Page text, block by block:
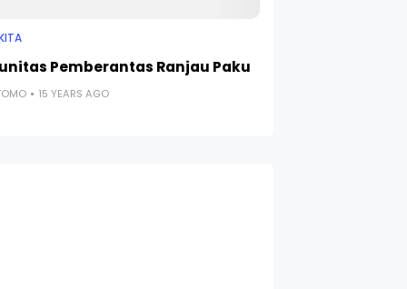
Pemberantas Ranjau Paku
15 YEARS AGO